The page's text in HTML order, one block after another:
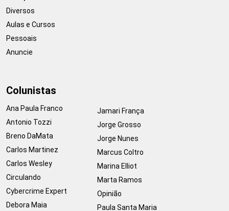
Diversos
Aulas e Cursos
Pessoais
Anuncie
Colunistas
Ana Paula Franco
Antonio Tozzi
Breno DaMata
Carlos Martinez
Carlos Wesley
Circulando
Cybercrime Expert
Debora Maia
Jamari França
Jorge Grosso
Jorge Nunes
Marcus Coltro
Marina Elliot
Marta Ramos
Opinião
Paula Santa Maria